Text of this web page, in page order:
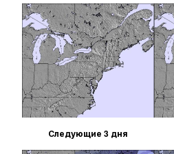
Следующие 3 дня